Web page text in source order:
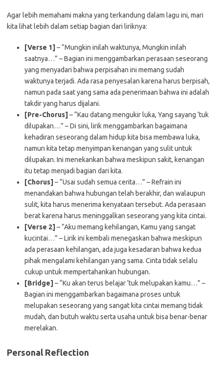
Agar lebih memahami makna yang terkandung dalam lagu ini, mari
kita lihat lebih dalam setiap bagian dari liriknya:
[Verse 1] – “Mungkin inilah waktunya, Mungkin inilah
saatnya…” – Bagian ini menggambarkan perasaan seseorang
yang menyadari bahwa perpisahan ini memang sudah
waktunya terjadi. Ada rasa penyesalan karena harus berpisah,
namun pada saat yang sama ada penerimaan bahwa ini adalah
takdir yang harus dijalani.
[Pre-Chorus] – “Kau datang mengukir luka, Yang sayang ‘tuk
dilupakan…” – Di sini, lirik menggambarkan bagaimana
kehadiran seseorang dalam hidup kita bisa membawa luka,
namun kita tetap menyimpan kenangan yang sulit untuk
dilupakan. Ini menekankan bahwa meskipun sakit, kenangan
itu tetap menjadi bagian dari kita.
[Chorus] – “Usai sudah semua cerita…” – Refrain ini
menandakan bahwa hubungan telah berakhir, dan walaupun
sulit, kita harus menerima kenyataan tersebut. Ada perasaan
berat karena harus meninggalkan seseorang yang kita cintai.
[Verse 2] – “Aku memang kehilangan, Kamu yang sangat
kucintai…” – Lirik ini kembali menegaskan bahwa meskipun
ada perasaan kehilangan, ada juga kesadaran bahwa kedua
pihak mengalami kehilangan yang sama. Cinta tidak selalu
cukup untuk mempertahankan hubungan.
[Bridge] – “Ku akan terus belajar ‘tuk melupakan kamu…” –
Bagian ini menggambarkan bagaimana proses untuk
melupakan seseorang yang sangat kita cintai memang tidak
mudah, dan butuh waktu serta usaha untuk bisa benar-benar
merelakan.
Personal Reflection